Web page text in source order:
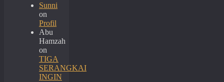
Sunni
on
Profil
Abu
Hamzah
on
TIGA
SERANGKAI
INGIN